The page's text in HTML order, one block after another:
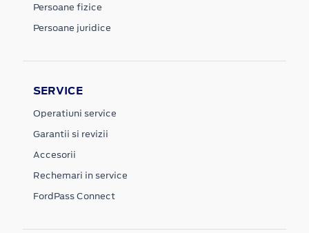
Persoane fizice
Persoane juridice
SERVICE
Operatiuni service
Garantii si revizii
Accesorii
Rechemari in service
FordPass Connect